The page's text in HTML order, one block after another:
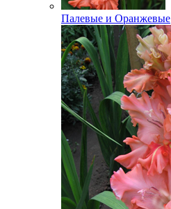
Палевые и Оранжевые